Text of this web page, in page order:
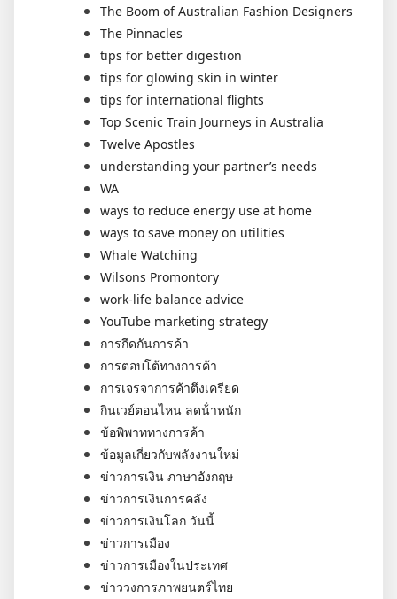
The Boom of Australian Fashion Designers
The Pinnacles
tips for better digestion
tips for glowing skin in winter
tips for international flights
Top Scenic Train Journeys in Australia
Twelve Apostles
understanding your partner’s needs
WA
ways to reduce energy use at home
ways to save money on utilities
Whale Watching
Wilsons Promontory
work-life balance advice
YouTube marketing strategy
การกีดกันการค้า
การตอบโต้ทางการค้า
การเจรจาการค้าตึงเครียด
กินเวย์ตอนไหน ลดน้ําหนัก
ข้อพิพาททางการค้า
ข้อมูลเกี่ยวกับพลังงานใหม่
ข่าวการเงิน ภาษาอังกฤษ
ข่าวการเงินการคลัง
ข่าวการเงินโลก วันนี้
ข่าวการเมือง
ข่าวการเมืองในประเทศ
ข่าววงการภาพยนตร์ไทย